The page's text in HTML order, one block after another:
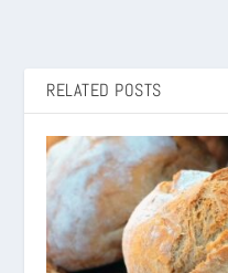
RELATED POSTS